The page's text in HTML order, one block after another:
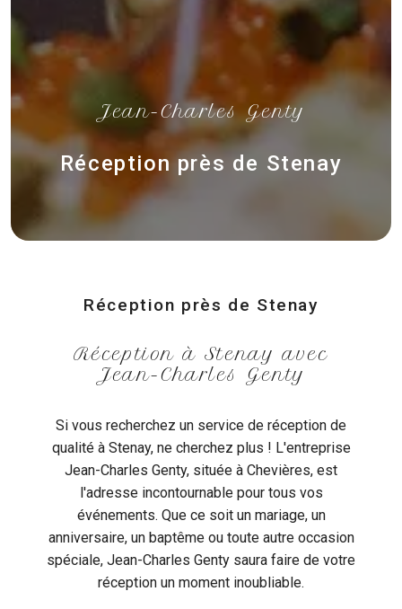
Réception près de Stenay
Jean-Charles Genty
Réception près de Stenay
Réception à Stenay avec
Jean-Charles Genty
Si vous recherchez un service de réception de
qualité à Stenay, ne cherchez plus ! L'entreprise
Jean-Charles Genty, située à Chevières, est
l'adresse incontournable pour tous vos
événements. Que ce soit un mariage, un
anniversaire, un baptême ou toute autre occasion
spéciale, Jean-Charles Genty saura faire de votre
réception un moment inoubliable.